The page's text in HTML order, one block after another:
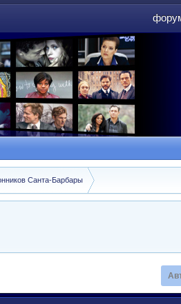
Санта-Барбары